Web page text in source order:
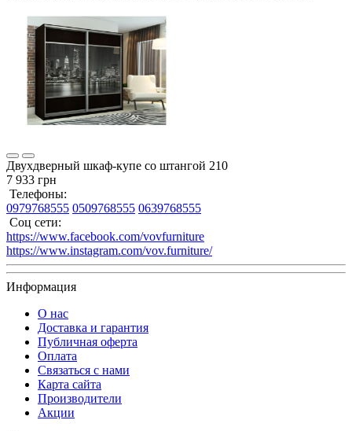
Двухдверный шкаф-купе со штангой 210
7 933 грн
Телефоны:
0979768555 0509768555 0639768555
Соц сети:
https://www.facebook.com/vovfurniture
https://www.instagram.com/vov.furniture/
Информация
О нас
Доставка и гарантия
Публичная оферта
Оплата
Связаться с нами
Карта сайта
Производители
Акции